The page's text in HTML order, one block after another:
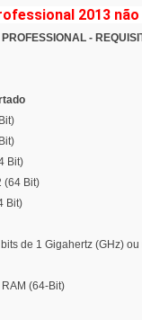
2013
-
Bit)
(64 Bit)
Bit)
de 1 Gigahertz (GHz)
(64-Bit)